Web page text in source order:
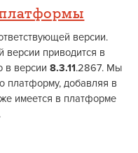
версии.
версии приводится в
в версии8.3.11.2867. Мы
платформу, добавляя в
имеется в платформе